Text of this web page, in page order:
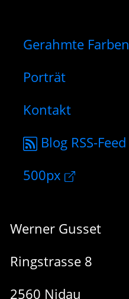
Gerahmte Farben
Porträt
Kontakt
Blog RSS-Feed
500px
Werner Gusset
Ringstrasse 8
2560 Nidau